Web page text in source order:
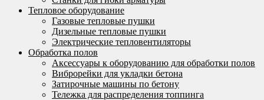
Тепловое оборудование
Газовые тепловые пушки
Дизельные тепловые пушки
Электрические тепловентиляторы
Обработка полов
Аксессуары к оборудованию для обработки полов
Виброрейки для укладки бетона
Затирочные машины по бетону
Тележка для распределения топпинга